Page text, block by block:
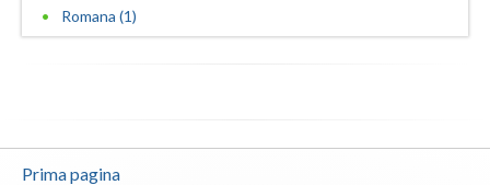
Romana (1)
Prima pagina